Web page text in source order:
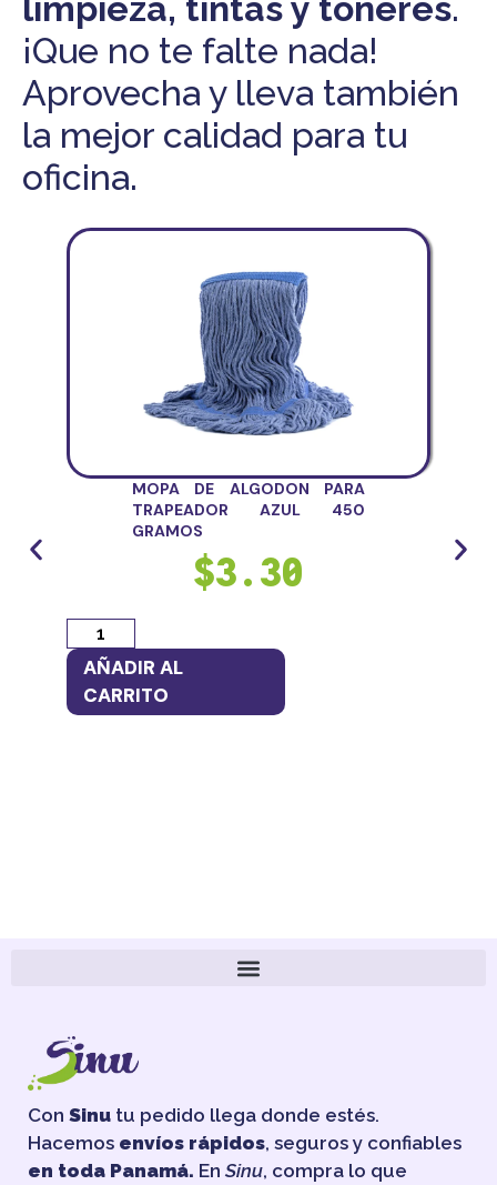
limpieza, tintas y toneres.
¡Que no te falte nada!
Aprovecha y lleva también
la mejor calidad para tu
oficina.
MOPA DE ALGODON PARA
TRAPEADOR AZUL 450
GRAMOS
$3.30
AÑADIR AL
CARRITO
Con Sinu tu pedido llega donde estés.
Hacemos envíos rápidos, seguros y confiables
en toda Panamá. En Sinu, compra lo que